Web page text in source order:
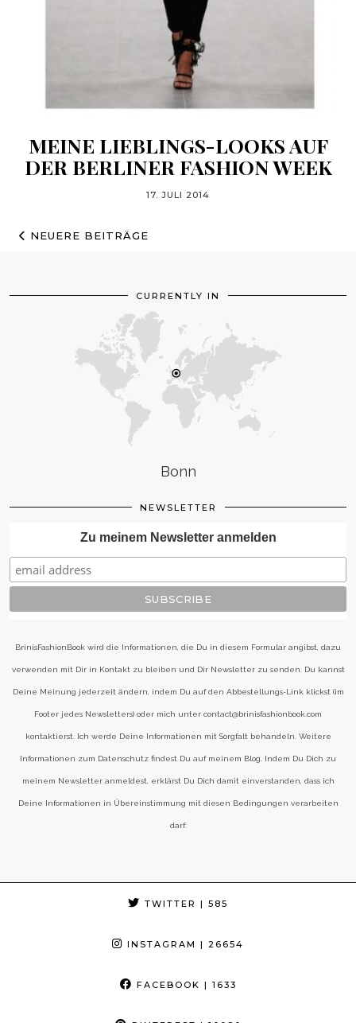
MEINE LIEBLINGS-LOOKS AUF
DER BERLINER FASHION WEEK
17. JULI 2014
NEUERE BEITRÄGE
CURRENTLY IN
Bonn
NEWSLETTER
Zu meinem Newsletter anmelden
BrinisFashionBook wird die Informationen, die Du in diesem Formular angibst, dazu
verwenden mit Dir in Kontakt zu bleiben und Dir Newsletter zu senden. Du kannst
Deine Meinung jederzeit ändern, indem Du auf den Abbestellungs-Link klickst (im
Footer jedes Newsletters) oder mich unter contact@brinisfashionbook.com
kontaktierst. Ich werde Deine Informationen mit Sorgfalt behandeln. Weitere
Informationen zum Datenschutz findest Du auf meinem Blog. Indem Du Dich zu
meinem Newsletter anmeldest, erklärst Du Dich damit einverstanden, dass ich
Deine Informationen in Übereinstimmung mit diesen Bedingungen verarbeiten
darf.
TWITTER | 585
INSTAGRAM | 26654
FACEBOOK | 1633